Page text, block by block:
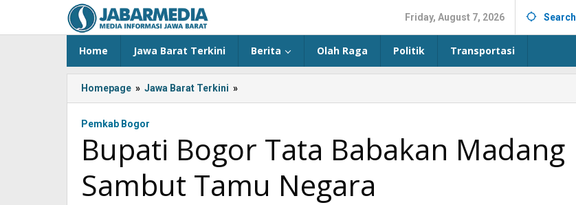
content
Friday, August 7, 2026 Search
Home Jawa Barat Terkini Berita Olah Raga Politik Transportasi
Homepage » Jawa Barat Terkini »
Bogor
Madang
Sambut
Negara
Pemkab Bogor
Bupati Bogor Tata Babakan Madang
Sambut Tamu Negara